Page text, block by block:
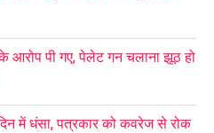
पी गए, पेलेट गन चलाना झूठ हो
में धंसा, पत्रकार को कवरेज से रोक